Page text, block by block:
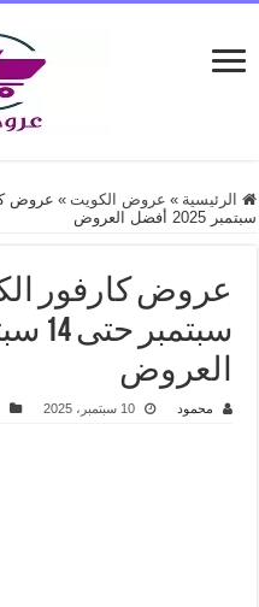
الرئيسية » عروض الكويت »
سبتمبر 2025 أفضل العروض
العروض
محمود 10 سبتمبر، 2025